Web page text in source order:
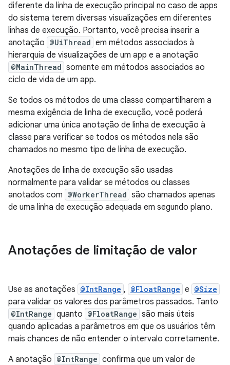
diferente da linha de execução principal no caso de apps
do sistema terem diversas visualizações em diferentes
linhas de execução. Portanto, você precisa inserir a
anotação @UiThread em métodos associados à
hierarquia de visualizações de um app e a anotação
@MainThread somente em métodos associados ao
ciclo de vida de um app.
Se todos os métodos de uma classe compartilharem a
mesma exigência de linha de execução, você poderá
adicionar uma única anotação de linha de execução à
classe para verificar se todos os métodos nela são
chamados no mesmo tipo de linha de execução.
Anotações de linha de execução são usadas
normalmente para validar se métodos ou classes
anotados com @WorkerThread são chamados apenas
de uma linha de execução adequada em segundo plano.
Anotações de limitação de valor
Use as anotações @IntRange , @FloatRange e @Size
para validar os valores dos parâmetros passados. Tanto
@IntRange quanto @FloatRange são mais úteis
quando aplicadas a parâmetros em que os usuários têm
mais chances de não entender o intervalo corretamente.
A anotação @IntRange confirma que um valor de